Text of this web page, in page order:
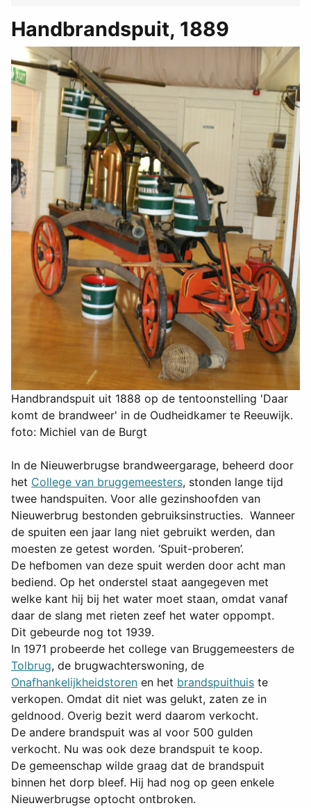
Handbrandspuit, 1889
Handbrandspuit uit 1888 op de tentoonstelling 'Daar
komt de brandweer' in de Oudheidkamer te Reeuwijk.
foto: Michiel van de Burgt
In de Nieuwerbrugse brandweergarage, beheerd door
het College van bruggemeesters, stonden lange tijd
twee handspuiten. Voor alle gezinshoofden van
Nieuwerbrug bestonden gebruiksinstructies. Wanneer
de spuiten een jaar lang niet gebruikt werden, dan
moesten ze getest worden. ‘Spuit-proberen’.
De hefbomen van deze spuit werden door acht man
bediend. Op het onderstel staat aangegeven met
welke kant hij bij het water moet staan, omdat vanaf
daar de slang met rieten zeef het water oppompt.
Dit gebeurde nog tot 1939.
In 1971 probeerde het college van Bruggemeesters de
Tolbrug, de brugwachterswoning, de
Onafhankelijkheidstoren en het brandspuithuis te
verkopen. Omdat dit niet was gelukt, zaten ze in
geldnood. Overig bezit werd daarom verkocht.
De andere brandspuit was al voor 500 gulden
verkocht. Nu was ook deze brandspuit te koop.
De gemeenschap wilde graag dat de brandspuit
binnen het dorp bleef. Hij had nog op geen enkele
Nieuwerbrugse optocht ontbroken.